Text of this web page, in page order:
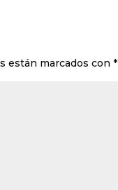
están marcados con*